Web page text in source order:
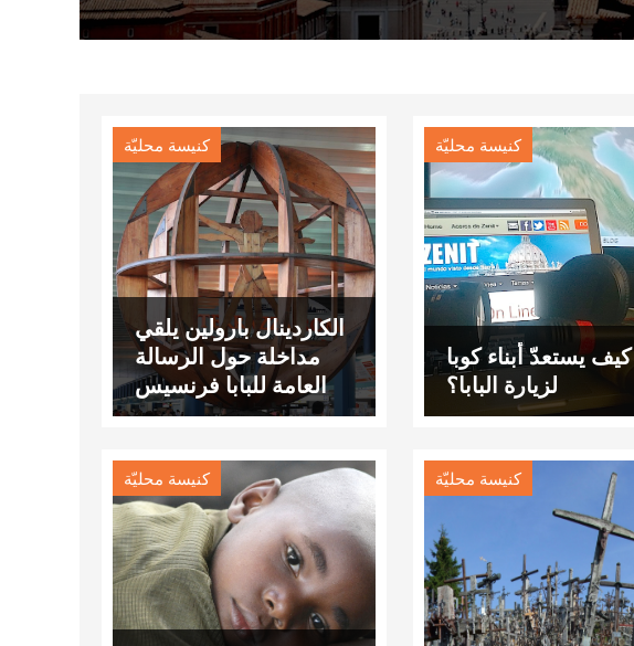
كنيسة محليّة
الكاردينال بارولين يلقي
مداخلة حول الرسالة
العامة للبابا فرنسيس
"كن مسبحا"
كنيسة محليّة
كيف يستعدّ أبناء كوبا
لزيارة البابا؟
كنيسة محليّة كنيسة محليّة